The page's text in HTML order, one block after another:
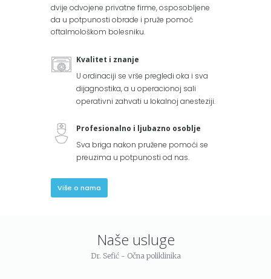
dvije odvojene privatne firme, osposobljene
da u potpunosti obrade i pruže pomoć
oftalmološkom bolesniku.
Kvalitet i znanje
U ordinaciji se vrše pregledi oka i sva
dijagnostika, a u operacionoj sali
operativni zahvati u lokalnoj anesteziji.
Profesionalno i ljubazno osoblje
Sva briga nakon pružene pomoći se
preuzima u potpunosti od nas.
Više o nama
Naše usluge
Dr. Sefić - Očna poliklinika